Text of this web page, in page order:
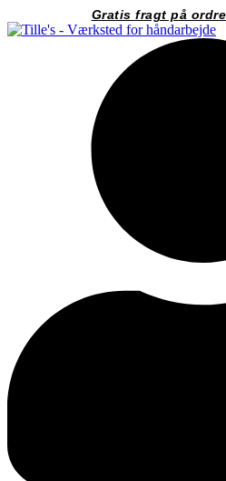
til
Gratis fragt på